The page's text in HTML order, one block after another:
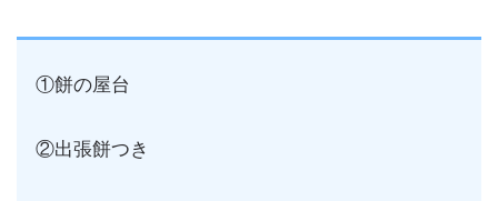
①餅の屋台
②出張餅つき